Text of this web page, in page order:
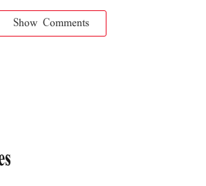
Show Comments